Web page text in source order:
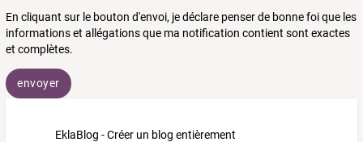
En cliquant sur le bouton d'envoi, je déclare penser de bonne foi que les
informations et allégations que ma notification contient sont exactes
et complètes.
envoyer
EklaBlog - Créer un blog entièrement